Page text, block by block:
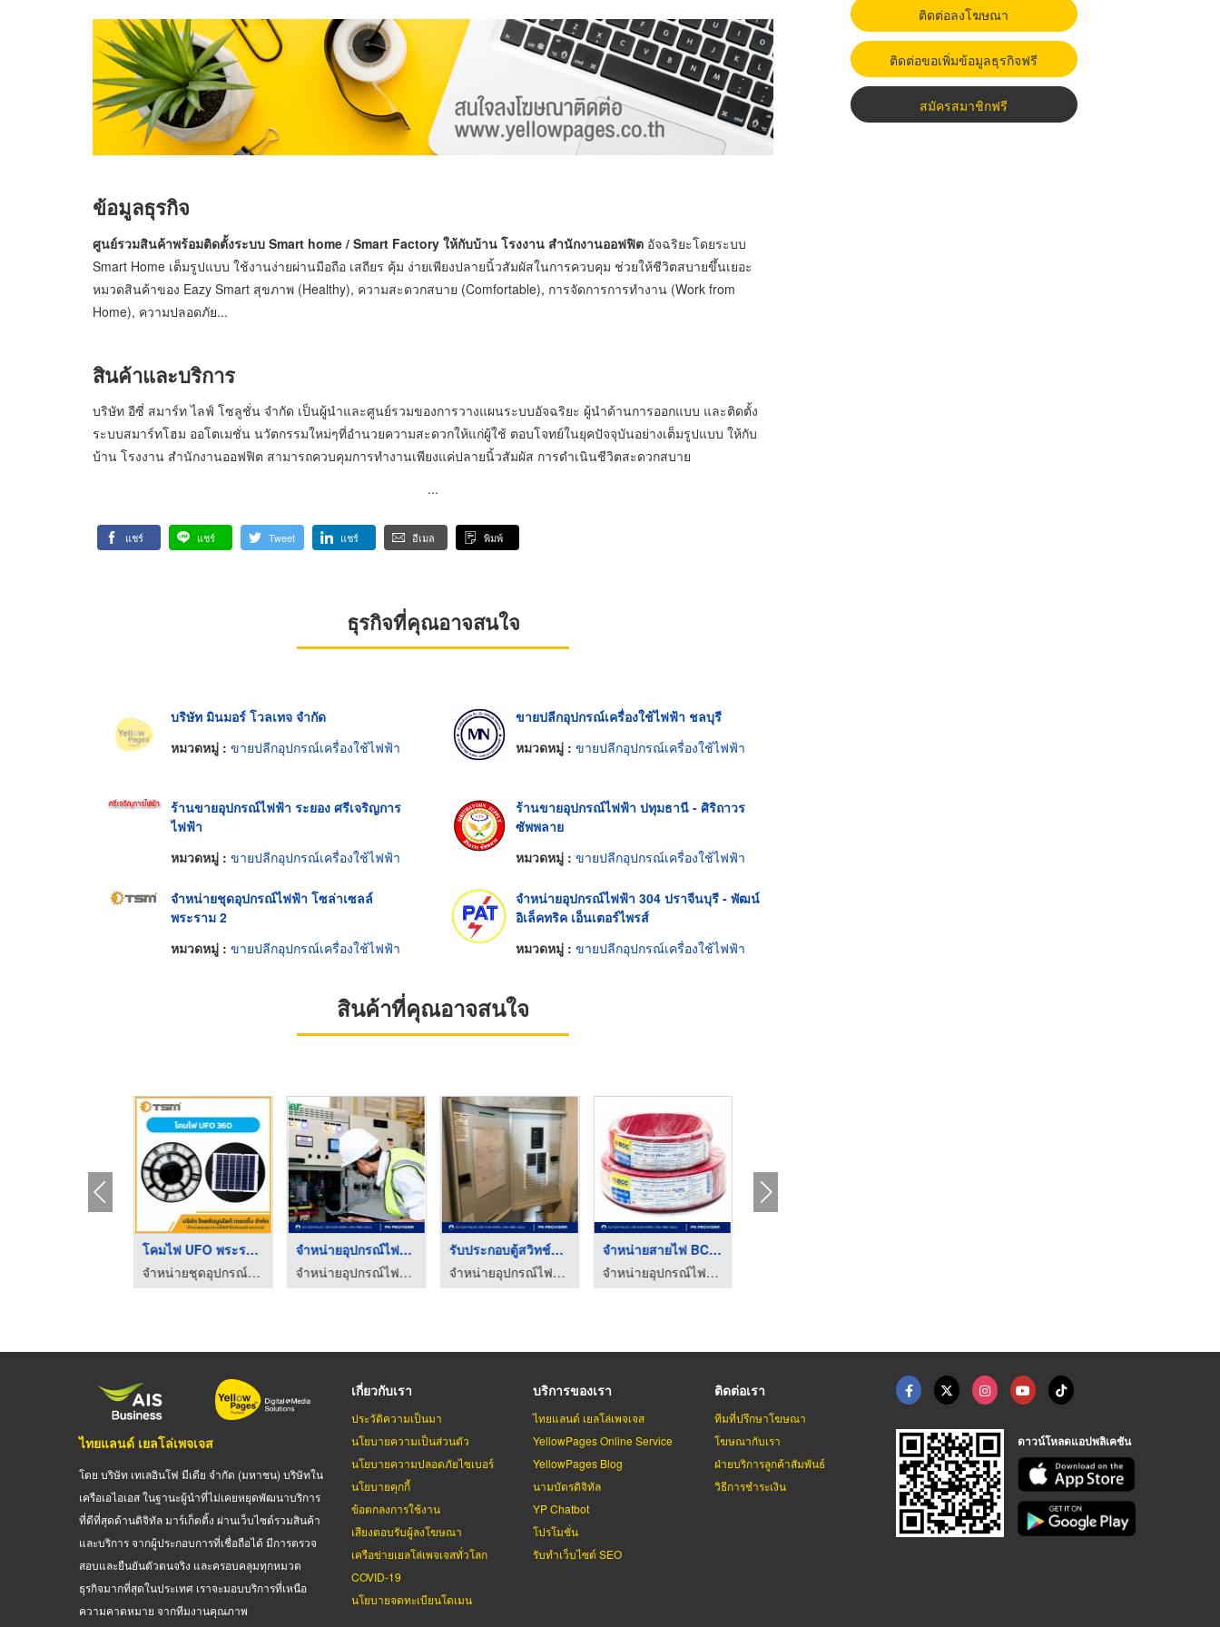
ข้อมูลธุรกิจ
ศูนย์รวมสินค้าพร้อมติดตั้งระบบ Smart home / Smart Factory ให้กับบ้าน โรงงาน สำนักงานออฟฟิต อัจฉริยะโดยระบบ
Smart Home เต็มรูปแบบ ใช้งานง่ายผ่านมือถือ เสถียร คุ้ม ง่ายเพียงปลายนิ้วสัมผัสในการควบคุม ช่วยให้ชีวิตสบายขึ้นเยอะ
หมวดสินค้าของ Eazy Smart สุขภาพ (Healthy), ความสะดวกสบาย (Comfortable), การจัดการการทำงาน (Work from
Home), ความปลอดภัย...
สินค้าและบริการ
บริษัท อีซี่ สมาร์ท ไลฟ์ โซลูชั่น จำกัด เป็นผู้นำและศูนย์รวมของการวางแผนระบบอัจฉริยะ ผู้นำด้านการออกแบบ และติดตั้ง
ระบบสมาร์ทโฮม ออโตเมชั่น นวัตกรรมใหม่ๆที่อำนวยความสะดวกให้แก่ผู้ใช้ ตอบโจทย์ในยุคปัจจุบันอย่างเต็มรูปแบบ ให้กับ
บ้าน โรงงาน สำนักงานออฟฟิต สามารถควบคุมการทำงานเพียงแค่ปลายนิ้วสัมผัส การดำเนินชีวิตสะดวกสบาย
...
แชร์ แชร์ Tweet แชร์ อีเมล พิมพ์
ธุรกิจที่คุณอาจสนใจ
บริษัท มินมอร์ โวลเทจ จำกัด
หมวดหมู่ : ขายปลีกอุปกรณ์เครื่องใช้ไฟฟ้า
ขายปลีกอุปกรณ์เครื่องใช้ไฟฟ้า ชลบุรี
หมวดหมู่ : ขายปลีกอุปกรณ์เครื่องใช้ไฟฟ้า
ร้านขายอุปกรณ์ไฟฟ้า ระยอง ศรีเจริญการ
ไฟฟ้า
หมวดหมู่ : ขายปลีกอุปกรณ์เครื่องใช้ไฟฟ้า
ร้านขายอุปกรณ์ไฟฟ้า ปทุมธานี - ศิริถาวร
ซัพพลาย
หมวดหมู่ : ขายปลีกอุปกรณ์เครื่องใช้ไฟฟ้า
จำหน่ายชุดอุปกรณ์ไฟฟ้า โซล่าเซลล์
พระราม 2
หมวดหมู่ : ขายปลีกอุปกรณ์เครื่องใช้ไฟฟ้า
จำหน่ายอุปกรณ์ไฟฟ้า 304 ปราจีนบุรี - พัฒน์
อิเล็คทริค เอ็นเตอร์ไพรส์
หมวดหมู่ : ขายปลีกอุปกรณ์เครื่องใช้ไฟฟ้า
สินค้าที่คุณอาจสนใจ
โคมไฟ UFO พระราม2
จำหน่ายชุดอุปกรณ์ไฟฟ้า โซล่าเซลล์ พระราม 2
จําหน่ายอุปกรณ์ไฟฟ้า ...
จำหน่ายอุปกรณ์ไฟฟ้าโรงงาน
รับประกอบตู้สวิทช์บอ ...
จำหน่ายอุปกรณ์ไฟฟ้าโรงงาน
จำหน่ายสายไฟ BCC, La ...
จำหน่ายอุปกรณ์ไฟฟ้าโรงงาน
ติดต่อลงโฆษณา
ติดต่อขอเพิ่มข้อมูลธุรกิจฟรี
สมัครสมาชิกฟรี
ไทยแลนด์ เยลโล่เพจเจส
โดย บริษัท เทเลอินโฟ มีเดีย จำกัด (มหาชน) บริษัทใน
เครือเอไอเอส ในฐานะผู้นำที่ไม่เคยหยุดพัฒนาบริการ
ที่ดีที่สุดด้านดิจิทัล มาร์เก็ตติ้ง ผ่านเว็บไซต์รวมสินค้า
และบริการ จากผู้ประกอบการที่เชื่อถือได้ มีการตรวจ
สอบและยืนยันตัวตนจริง และครอบคลุมทุกหมวด
ธุรกิจมากที่สุดในประเทศ เราจะมอบบริการที่เหนือ
ความคาดหมาย จากทีมงานคุณภาพ
เกี่ยวกับเรา
ประวัติความเป็นมา
นโยบายความเป็นส่วนตัว
นโยบายความปลอดภัยไซเบอร์
นโยบายคุกกี้
ข้อตกลงการใช้งาน
เสียงตอบรับผู้ลงโฆษณา
เครือข่ายเยลโล่เพจเจสทั่วโลก
COVID-19
นโยบายจดทะเบียนโดเมน
บริการของเรา
ไทยแลนด์ เยลโล่เพจเจส
YellowPages Online Service
YellowPages Blog
นามบัตรดิจิทัล
YP Chatbot
โปรโมชั่น
รับทำเว็บไซต์ SEO
ติดต่อเรา
ทีมที่ปรึกษาโฆษณา
โฆษณากับเรา
ฝ่ายบริการลูกค้าสัมพันธ์
วิธีการชำระเงิน
ดาวน์โหลดแอปพลิเคชัน